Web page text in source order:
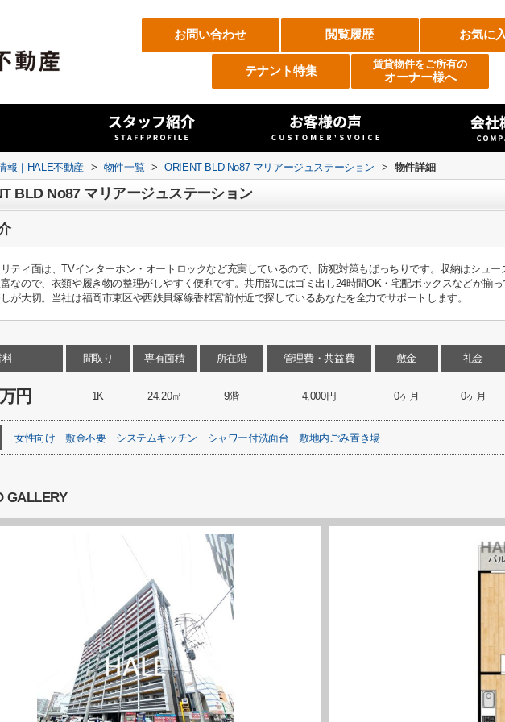
お問い合わせ 閲覧履歴 お気に
テナント特集 賃貸物件をご所有の
オーナー様へ
報｜HALE不動産 > 物件一覧 > ORIENT BLD No87 マリアージュステーション > 物件詳細
BLD No87 マリアージュステーション
ティ面は、TVインターホン・オートロックなど充実しているので、防犯対策もばっちりです。収納はシュ
なので、衣類や履き物の整理がしやすく便利です。共用部にはゴミ出し24時間OK・宅配ボックスなどが揃
が大切。当社は福岡市東区や西鉄貝塚線香椎宮前付近で探しているあなたを全力でサポートします。
料
円
間取り
1K
専有面積
24.20㎡
所在階
9階
管理費・共益費
4,000円
敷金
0ヶ月
礼金
0ヶ月
女性向け 敷金不要 システムキッチン シャワー付洗面台 敷地内ごみ置き場
GALLERY